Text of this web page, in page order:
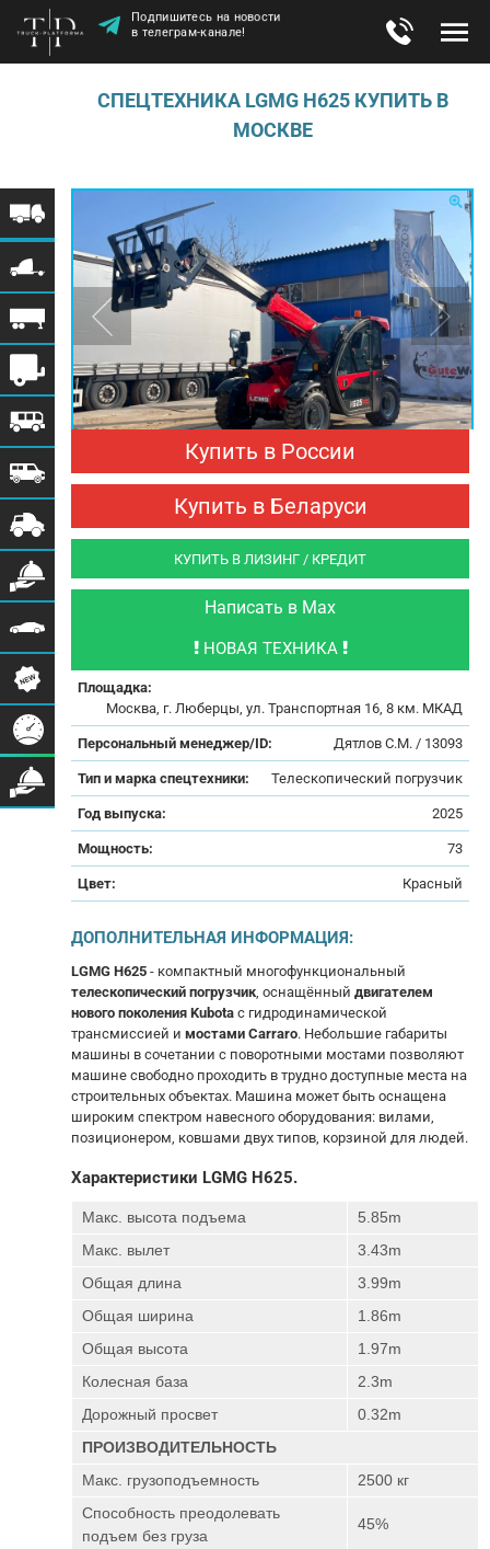
Подпишитесь на новости
в телеграм-канале!
СПЕЦТЕХНИКА LGMG H625 КУПИТЬ В
МОСКВЕ
Купить в России
Купить в Беларуси
КУПИТЬ В ЛИЗИНГ / КРЕДИТ
Написать в Max
НОВАЯ ТЕХНИКА
Площадка:
Москва, г. Люберцы, ул. Транспортная 16, 8 км. МКАД
Персональный менеджер/ID: Дятлов С.М. / 13093
Тип и марка спецтехники: Телескопический погрузчик
Год выпуска: 2025
Мощность: 73
Цвет: Красный
ДОПОЛНИТЕЛЬНАЯ ИНФОРМАЦИЯ:
LGMG H625 - компактный многофункциональный
телескопический погрузчик, оснащённый двигателем
нового поколения Kubota с гидродинамической
трансмиссией и мостами Carraro. Небольшие габариты
машины в сочетании с поворотными мостами позволяют
машине свободно проходить в трудно доступные места на
строительных объектах. Машина может быть оснащена
широким спектром навесного оборудования: вилами,
позиционером, ковшами двух типов, корзиной для людей.
Характеристики LGMG H625.
Макс. высота подъема
5.85m
Макс. вылет
3.43m
Общая длина
3.99m
Общая ширина
1.86m
Общая высота
1.97m
Колесная база
2.3m
Дорожный просвет
0.32m
ПРОИЗВОДИТЕЛЬНОСТЬ
Макс. грузоподъемность
2500 кг
Способность преодолевать
подъем без груза
45%